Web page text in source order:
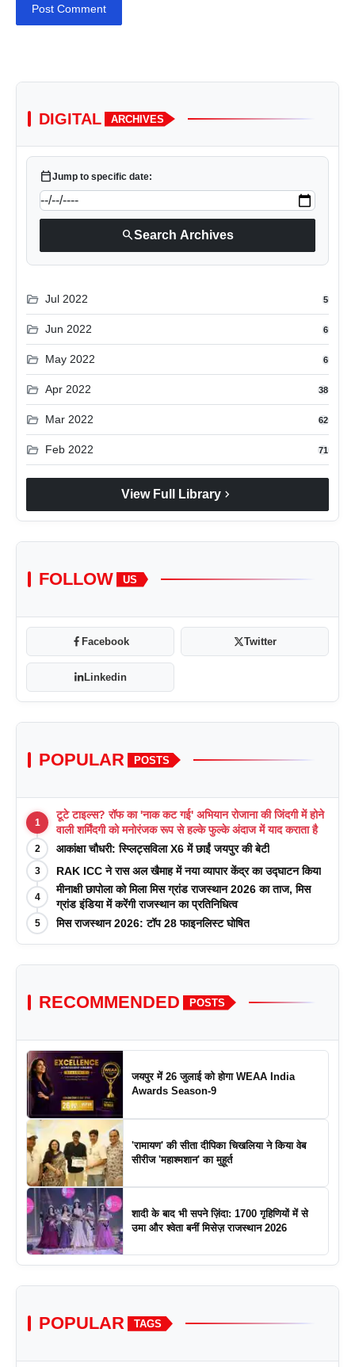
Post Comment
DIGITAL ARCHIVES
calendar_todayJump to specific date:
searchSearch Archives
folder_open Jul 2022 5
folder_open Jun 2022 6
folder_open May 2022 6
folder_open Apr 2022 38
folder_open Mar 2022 62
folder_open Feb 2022 71
View Full Library chevron_right
FOLLOW US
Facebook Twitter
Linkedin
POPULAR POSTS
1
टूटे टाइल्स? रॉफ का 'नाक कट गई' अभियान रोजाना की जिंदगी में होने
वाली शर्मिंदगी को मनोरंजक रूप से हल्के फुल्के अंदाज में याद कराता है
2 आकांक्षा चौधरी: स्प्लिट्सविला X6 में छाईं जयपुर की बेटी
3 RAK ICC ने रास अल खैमाह में नया व्यापार केंद्र का उद्घाटन किया
4
मीनाक्षी छापोला को मिला मिस ग्रांड राजस्थान 2026 का ताज, मिस
ग्रांड इंडिया में करेंगी राजस्थान का प्रतिनिधित्व
5 मिस राजस्थान 2026: टॉप 28 फाइनलिस्ट घोषित
RECOMMENDED POSTS
जयपुर में 26 जुलाई को होगा WEAA India
Awards Season-9
'रामायण' की सीता दीपिका चिखलिया ने किया वेब
सीरीज 'महाश्मशान' का मुहूर्त
शादी के बाद भी सपने ज़िंदा: 1700 गृहिणियों में से
उमा और श्वेता बनीं मिसेज़ राजस्थान 2026
POPULAR TAGS